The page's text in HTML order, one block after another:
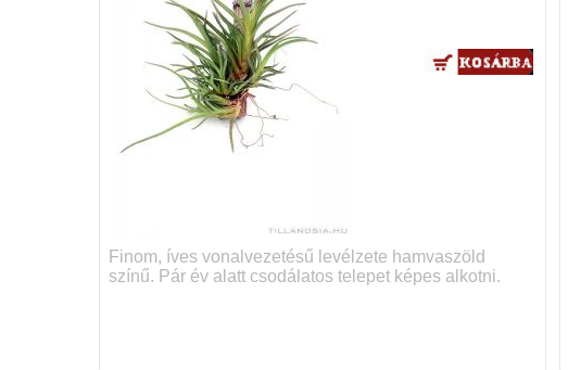
Finom, íves vonalvezetésű levélzete hamvaszöld
színű. Pár év alatt csodálatos telepet képes alkotni.